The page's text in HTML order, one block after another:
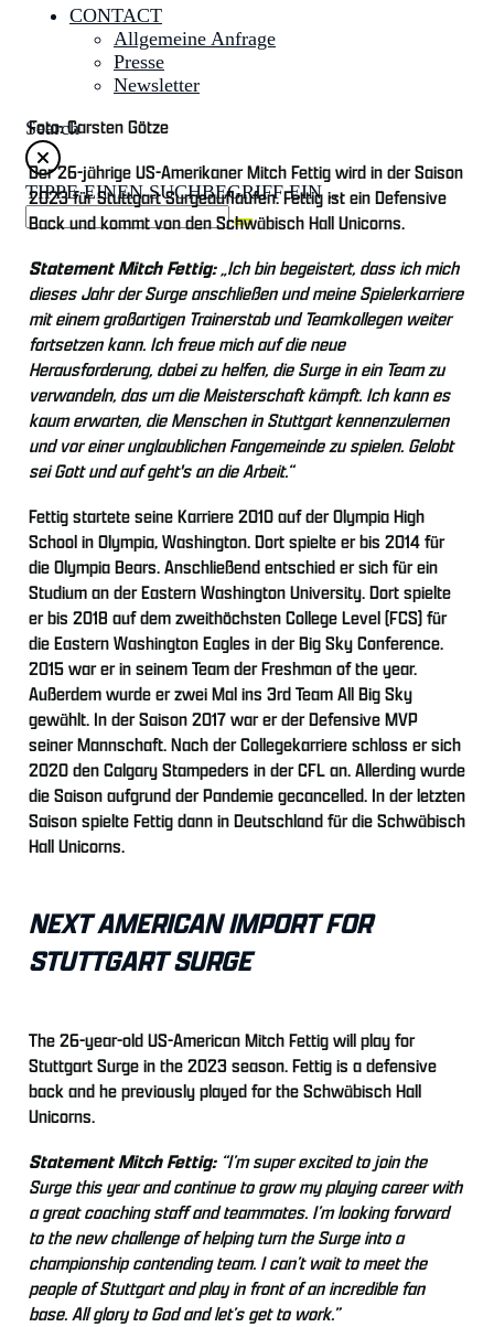
CONTACT
Allgemeine Anfrage
Presse
Newsletter
Search
TIPPE EINEN SUCHBEGRIFF EIN ...
Foto: Carsten Götze
Der 26-jährige US-Amerikaner Mitch Fettig wird in der Saison
2023 für Stuttgart Surgeauflaufen. Fettig ist ein Defensive
Back und kommt von den Schwäbisch Hall Unicorns.
Statement Mitch Fettig:„Ich bin begeistert, dass ich mich
dieses Jahr der Surge anschließen und meine Spielerkarriere
mit einem großartigen Trainerstab und Teamkollegen weiter
fortsetzen kann. Ich freue mich auf die neue
Herausforderung, dabei zu helfen, die Surge in ein Team zu
verwandeln, das um die Meisterschaft kämpft. Ich kann es
kaum erwarten, die Menschen in Stuttgart kennenzulernen
und vor einer unglaublichen Fangemeinde zu spielen. Gelobt
sei Gott und auf geht's an die Arbeit.“
Fettig startete seine Karriere 2010 auf der Olympia High
School in Olympia, Washington. Dort spielte er bis 2014 für
die Olympia Bears. Anschließend entschied er sich für ein
Studium an der Eastern Washington University. Dort spielte
er bis 2018 auf dem zweithöchsten College Level (FCS) für
die Eastern Washington Eagles in der Big Sky Conference.
2015 war er in seinem Team der Freshman of the year.
Außerdem wurde er zwei Mal ins 3rd Team All Big Sky
gewählt. In der Saison 2017 war er der Defensive MVP
seiner Mannschaft. Nach der Collegekarriere schloss er sich
2020 den Calgary Stampeders in der CFL an. Allerding wurde
die Saison aufgrund der Pandemie gecancelled. In der letzten
Saison spielte Fettig dann in Deutschland für die Schwäbisch
Hall Unicorns.
NEXT AMERICAN IMPORT FOR
STUTTGART SURGE
The 26-year-old US-American Mitch Fettig will play for
Stuttgart Surge in the 2023 season. Fettig is a defensive
back and he previously played for the Schwäbisch Hall
Unicorns.
Statement Mitch Fettig: “I’m super excited to join the
Surge this year and continue to grow my playing career with
a great coaching staff and teammates. I’m looking forward
to the new challenge of helping turn the Surge into a
championship contending team. I can’t wait to meet the
people of Stuttgart and play in front of an incredible fan
base. All glory to God and let’s get to work.”